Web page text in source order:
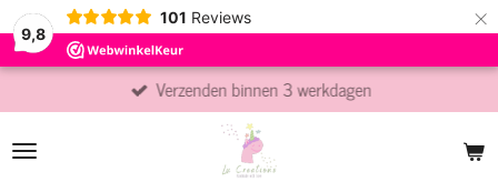
9,8
101 Reviews ×
Verzenden binnen 3 werkdagen